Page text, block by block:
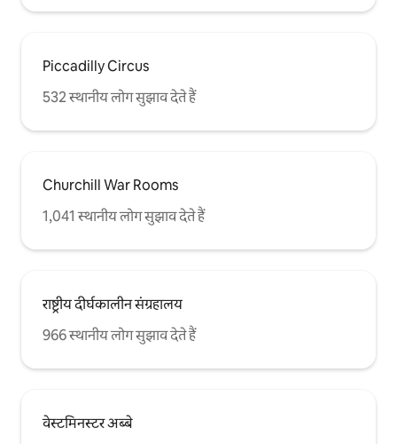
Piccadilly Circus
532 स्थानीय लोग सुझाव देते हैं
Churchill War Rooms
1,041 स्थानीय लोग सुझाव देते हैं
राष्ट्रीय दीर्घकालीन संग्रहालय
966 स्थानीय लोग सुझाव देते हैं
वेस्टमिनस्टर अब्बे